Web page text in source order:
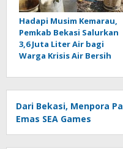
Hadapi Musim Kemarau,
Pemkab Bekasi Salurkan
3,6 Juta Liter Air bagi
Warga Krisis Air Bersih
Dari Bekasi, Menpora
Emas SEA Games